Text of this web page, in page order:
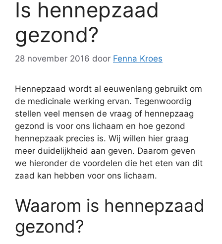
Is hennepzaad
gezond?
28 november 2016 door Fenna Kroes
Hennepzaad wordt al eeuwenlang gebruikt om
de medicinale werking ervan. Tegenwoordig
stellen veel mensen de vraag of hennepzaag
gezond is voor ons lichaam en hoe gezond
hennepzaak precies is. Wij willen hier graag
meer duidelijkheid aan geven. Daarom geven
we hieronder de voordelen die het eten van dit
zaad kan hebben voor ons lichaam.
Waarom is hennepzaad
gezond?